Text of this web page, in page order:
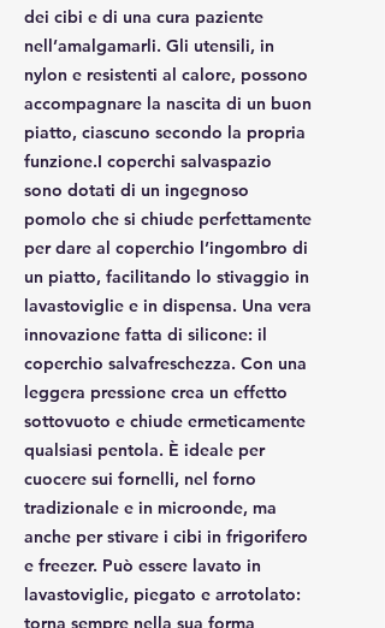
dei cibi e di una cura paziente
nell’amalgamarli. Gli utensili, in
nylon e resistenti al calore, possono
accompagnare la nascita di un buon
piatto, ciascuno secondo la propria
funzione.I coperchi salvaspazio
sono dotati di un ingegnoso
pomolo che si chiude perfettamente
per dare al coperchio l’ingombro di
un piatto, facilitando lo stivaggio in
lavastoviglie e in dispensa. Una vera
innovazione fatta di silicone: il
coperchio salvafreschezza. Con una
leggera pressione crea un effetto
sottovuoto e chiude ermeticamente
qualsiasi pentola. È ideale per
cuocere sui fornelli, nel forno
tradizionale e in microonde, ma
anche per stivare i cibi in frigorifero
e freezer. Può essere lavato in
lavastoviglie, piegato e arrotolato:
torna sempre nella sua forma